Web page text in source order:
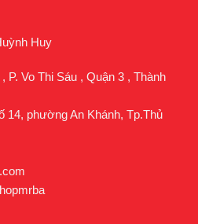
Huy
P. Vo Thi Sáu , Quận 3 , Thành
14, phường An Khánh, Tp.Thủ